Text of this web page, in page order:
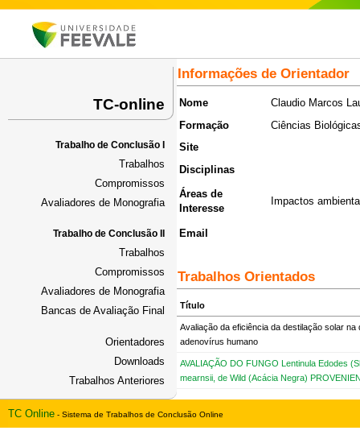
TC-online
Trabalho de Conclusão I
Trabalhos
Compromissos
Avaliadores de Monografia
Trabalho de Conclusão II
Trabalhos
Compromissos
Avaliadores de Monografia
Bancas de Avaliação Final
Orientadores
Downloads
Trabalhos Anteriores
Informações de Orientador
Nome
Claudio Marcos
Formação
Ciências
Site
Disciplinas
Áreas de
Interesse
Impactos
Email
Trabalhos Orientados
Título
Avaliação da eficiência da destilação solar
adenovírus humano
AVALIAÇÃO DO FUNGO Lentinula Edodes
mearnsii, de Wild (Acácia Negra)
TC Online - Sistema de Trabalhos de Conclusão Online